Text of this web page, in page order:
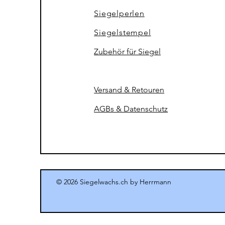
Siegelperlen
Siegelstempel
Zubehör für Siegel
Versand & Retouren
AGBs & Datenschutz
© 2026 Siegelwachs.ch by Herrmann